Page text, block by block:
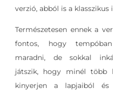
verzió, abból is a klasszikus
Természetesen ennek a
fontos, hogy
maradni, de sokkal
játszik, hogy minél több
kinyerjen a lapjaiból és